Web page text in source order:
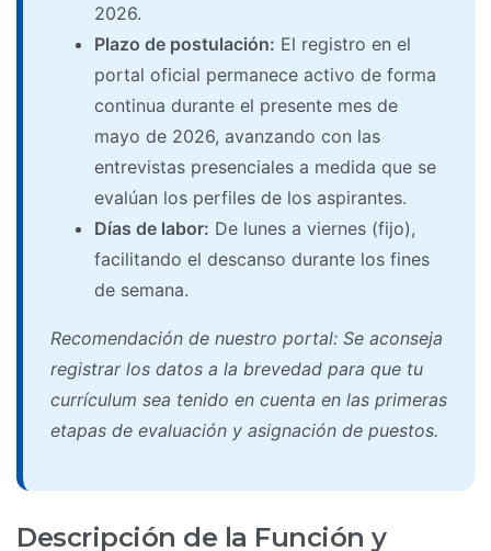
2026.
Plazo de postulación: El registro en el
portal oficial permanece activo de forma
continua durante el presente mes de
mayo de 2026, avanzando con las
entrevistas presenciales a medida que se
evalúan los perfiles de los aspirantes.
Días de labor: De lunes a viernes (fijo),
facilitando el descanso durante los fines
de semana.
Recomendación de nuestro portal: Se aconseja
registrar los datos a la brevedad para que tu
currículum sea tenido en cuenta en las primeras
etapas de evaluación y asignación de puestos.
Descripción de la Función y